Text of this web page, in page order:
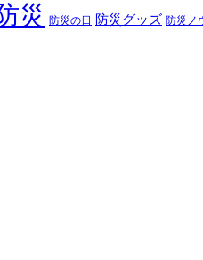
災 防災の日 防災グッズ 防災ノ